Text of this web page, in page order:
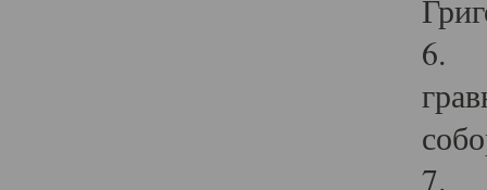
6.
7.